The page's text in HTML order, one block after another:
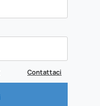
Contattaci